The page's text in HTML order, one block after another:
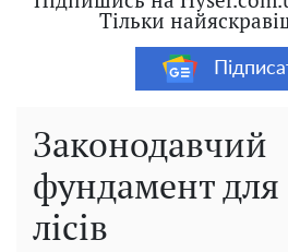
Тільки
Законодавчий
фундамент
лісів